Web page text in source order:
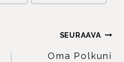
SEURAAVA
Oma Polkuni